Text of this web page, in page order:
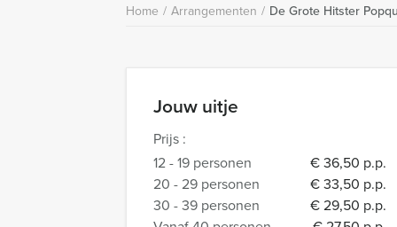
Home / Arrangementen / De Grote Hitster
Jouw uitje
Prijs :
12 - 19 personen
€ 36,50 p.p.
20 - 29 personen
€ 33,50 p.p.
30 - 39 personen
€ 29,50 p.p.